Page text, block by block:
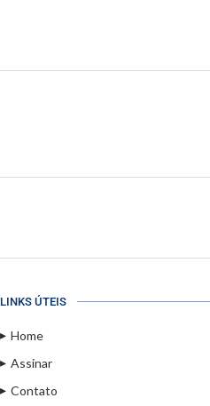
LINKS ÚTEIS
Home
Assinar
Contato